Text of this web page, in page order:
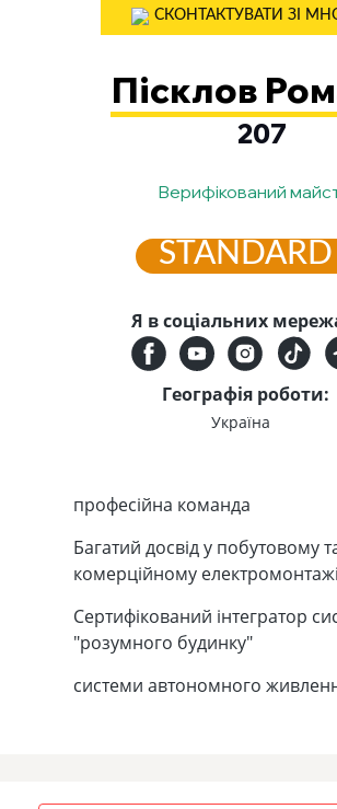
СКОНТАКТУВАТИ ЗІ
Пісклов
207
Верифікований
STANDARD
Я в соціальних
Географія роботи:
Україна
професійна команда
Багатий досвід у побутовому
комерційному
Сертифікований інтегратор
"розумного будинку"
системи автономного